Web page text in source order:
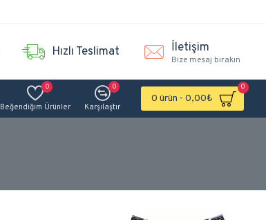
Hızlı Teslimat İletişim
Bize mesaj bırakın
Beğendiğim Ürünler
0
Karşılaştır
0
0 ürün - 0,00₺
0